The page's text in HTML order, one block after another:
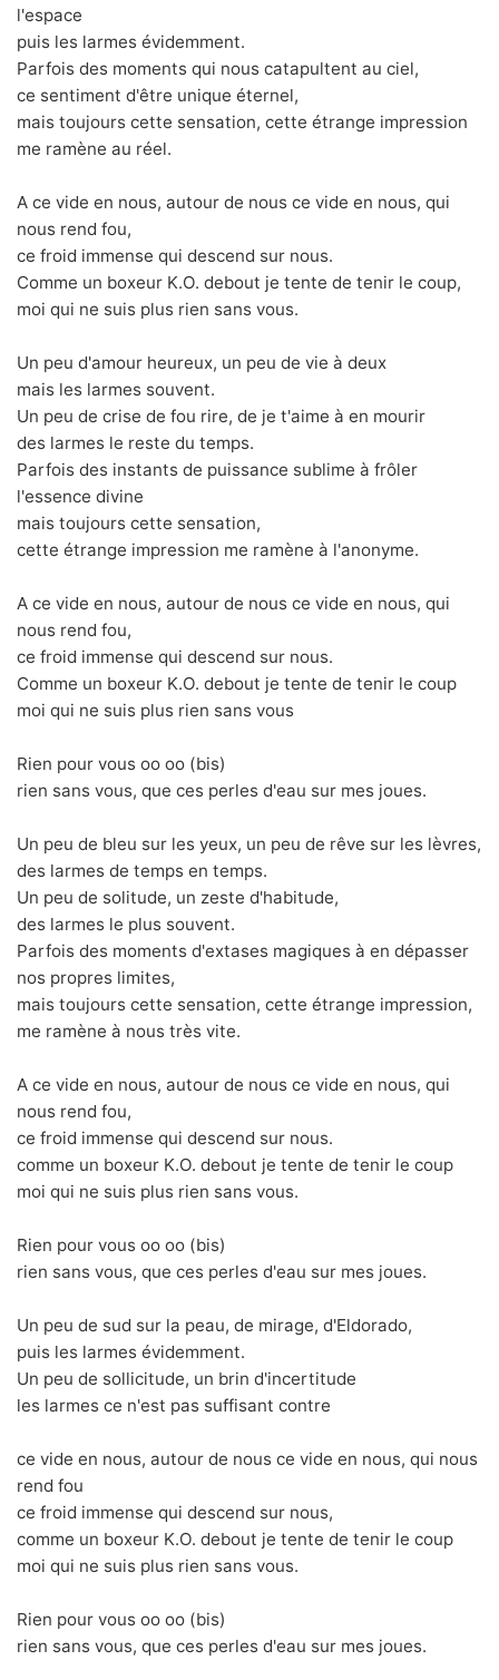
l'espace
puis les larmes évidemment.
Parfois des moments qui nous catapultent au ciel,
ce sentiment d'être unique éternel,
mais toujours cette sensation, cette étrange impression
me ramène au réel.
A ce vide en nous, autour de nous ce vide en nous, qui
nous rend fou,
ce froid immense qui descend sur nous.
Comme un boxeur K.O. debout je tente de tenir le coup,
moi qui ne suis plus rien sans vous.
Un peu d'amour heureux, un peu de vie à deux
mais les larmes souvent.
Un peu de crise de fou rire, de je t'aime à en mourir
des larmes le reste du temps.
Parfois des instants de puissance sublime à frôler
l'essence divine
mais toujours cette sensation,
cette étrange impression me ramène à l'anonyme.
A ce vide en nous, autour de nous ce vide en nous, qui
nous rend fou,
ce froid immense qui descend sur nous.
Comme un boxeur K.O. debout je tente de tenir le coup
moi qui ne suis plus rien sans vous
Rien pour vous oo oo (bis)
rien sans vous, que ces perles d'eau sur mes joues.
Un peu de bleu sur les yeux, un peu de rêve sur les lèvres,
des larmes de temps en temps.
Un peu de solitude, un zeste d'habitude,
des larmes le plus souvent.
Parfois des moments d'extases magiques à en dépasser
nos propres limites,
mais toujours cette sensation, cette étrange impression,
me ramène à nous très vite.
A ce vide en nous, autour de nous ce vide en nous, qui
nous rend fou,
ce froid immense qui descend sur nous.
comme un boxeur K.O. debout je tente de tenir le coup
moi qui ne suis plus rien sans vous.
Rien pour vous oo oo (bis)
rien sans vous, que ces perles d'eau sur mes joues.
Un peu de sud sur la peau, de mirage, d'Eldorado,
puis les larmes évidemment.
Un peu de sollicitude, un brin d'incertitude
les larmes ce n'est pas suffisant contre
ce vide en nous, autour de nous ce vide en nous, qui nous
rend fou
ce froid immense qui descend sur nous,
comme un boxeur K.O. debout je tente de tenir le coup
moi qui ne suis plus rien sans vous.
Rien pour vous oo oo (bis)
rien sans vous, que ces perles d'eau sur mes joues.